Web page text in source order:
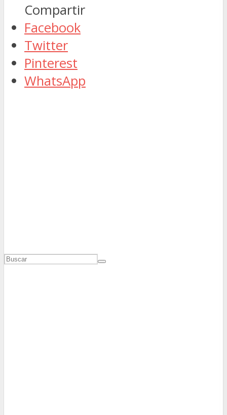
Compartir
Facebook
Twitter
Pinterest
WhatsApp